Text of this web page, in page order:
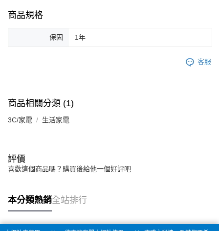
商品規格
保固 1年
客服
商品相關分類 (1)
3C/家電 生活家電
評價
喜歡這個商品嗎？購買後給他一個好評吧
本分類熱銷全站排行